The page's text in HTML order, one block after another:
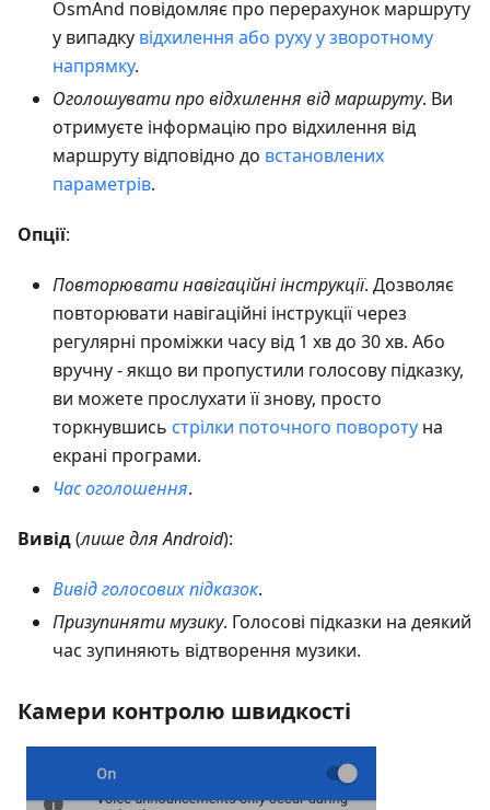
OsmAnd повідомляє про перерахунок маршруту
у випадку відхилення або руху у зворотному
напрямку.
Оголошувати про відхилення від маршруту. Ви
отримуєте інформацію про відхилення від
маршруту відповідно до встановлених
параметрів.
Опції:
Повторювати навігаційні інструкції. Дозволяє
повторювати навігаційні інструкції через
регулярні проміжки часу від 1 хв до 30 хв. Або
вручну - якщо ви пропустили голосову підказку,
ви можете прослухати її знову, просто
торкнувшись стрілки поточного повороту на
екрані програми.
Час оголошення.
Вивід(лише для Android):
Вивід голосових підказок.
Призупиняти музику. Голосові підказки на деякий
час зупиняють відтворення музики.
Камери контролю швидкості